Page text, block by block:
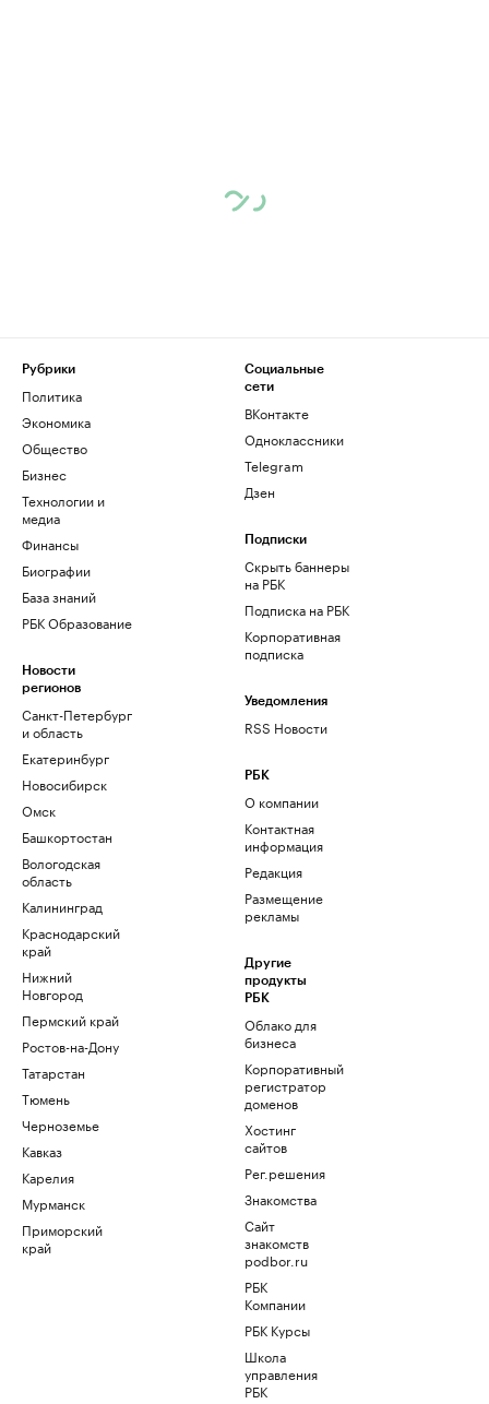
Рубрики
Политика
Экономика
Общество
Бизнес
Технологии и
медиа
Финансы
Биографии
База знаний
РБК Образование
Новости
регионов
Санкт-Петербург
и область
Екатеринбург
Новосибирск
Омск
Башкортостан
Вологодская
область
Калининград
Краснодарский
край
Нижний
Новгород
Пермский край
Ростов-на-Дону
Татарстан
Тюмень
Черноземье
Кавказ
Карелия
Мурманск
Приморский
край
Социальные
сети
ВКонтакте
Одноклассники
Telegram
Дзен
Подписки
Скрыть баннеры
на РБК
Подписка на РБК
Корпоративная
подписка
Уведомления
RSS Новости
РБК
О компании
Контактная
информация
Редакция
Размещение
рекламы
Другие
продукты
РБК
Облако для
бизнеса
Корпоративный
регистратор
доменов
Хостинг
сайтов
Рег.решения
Знакомства
Сайт
знакомств
podbor.ru
РБК
Компании
РБК Курсы
Школа
управления
РБК